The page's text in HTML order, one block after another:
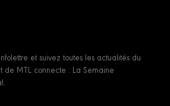
et suivez toutes les actualités du
de MTL connecte : La Semaine